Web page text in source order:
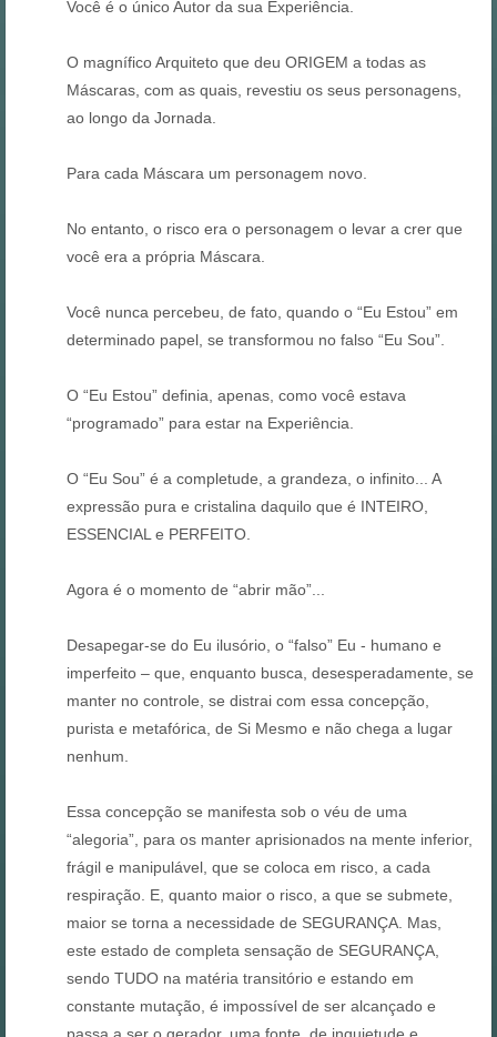
Você é o único Autor da sua Experiência.
O magnífico Arquiteto que deu ORIGEM a todas as
Máscaras, com as quais, revestiu os seus personagens,
ao longo da Jornada.
Para cada Máscara um personagem novo.
No entanto, o risco era o personagem o levar a crer que
você era a própria Máscara.
Você nunca percebeu, de fato, quando o “Eu Estou” em
determinado papel, se transformou no falso “Eu Sou”.
O “Eu Estou” definia, apenas, como você estava
“programado” para estar na Experiência.
O “Eu Sou” é a completude, a grandeza, o infinito... A
expressão pura e cristalina daquilo que é INTEIRO,
ESSENCIAL e PERFEITO.
Agora é o momento de “abrir mão”...
Desapegar-se do Eu ilusório, o “falso” Eu - humano e
imperfeito – que, enquanto busca, desesperadamente, se
manter no controle, se distrai com essa concepção,
purista e metafórica, de Si Mesmo e não chega a lugar
nenhum.
Essa concepção se manifesta sob o véu de uma
“alegoria”, para os manter aprisionados na mente inferior,
frágil e manipulável, que se coloca em risco, a cada
respiração. E, quanto maior o risco, a que se submete,
maior se torna a necessidade de SEGURANÇA. Mas,
este estado de completa sensação de SEGURANÇA,
sendo TUDO na matéria transitório e estando em
constante mutação, é impossível de ser alcançado e